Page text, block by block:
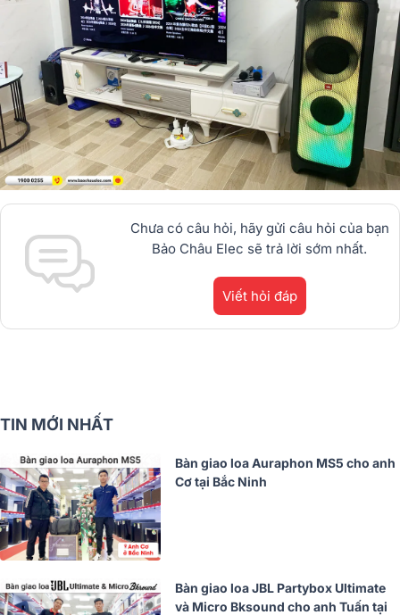
Chưa có câu hỏi, hãy gửi câu hỏi của bạn
Bảo Châu Elec sẽ trả lời sớm nhất.
Viết hỏi đáp
TIN MỚI NHẤT
Bàn giao loa Auraphon MS5 cho anh
Cơ tại Bắc Ninh
Bàn giao loa JBL Partybox Ultimate
và Micro Bksound cho anh Tuấn tại